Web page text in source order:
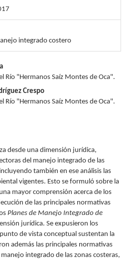
integrado costero
Río "Hermanos Saíz Montes de Oca".
Crespo
Río "Hermanos Saíz Montes de Oca".
desde una dimensión jurídica,
del manejo integrado de las
también en ese análisis las
vigentes. Esto se formuló sobre la
mayor comprensión acerca de los
de las principales normativas
Planes de Manejo Integrado de
jurídica. Se expusieron los
de vista conceptual sustentan la
además las principales normativas
integrado de las zonas costeras,